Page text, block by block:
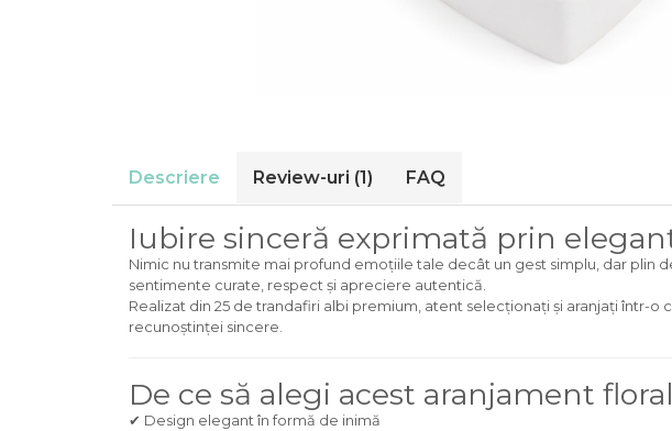
Descriere Review-uri (1) FAQ
Iubire sinceră exprimată prin
Nimic nu transmite mai profund emoțiile tale decât un gest simplu, dar plin
sentimente curate, respect și apreciere autentică.
Realizat din 25 de trandafiri albi premium, atent selecționați și aranjați într-
recunoștinței sincere.
De ce să alegi acest aranjament
✔ Design elegant în formă de inimă